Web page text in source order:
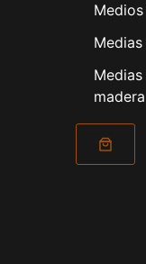
madera